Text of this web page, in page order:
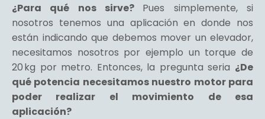
¿Para qué nos sirve? Pues simplemente, si
nosotros tenemos una aplicación en donde nos
están indicando que debemos mover un elevador,
necesitamos nosotros por ejemplo un torque de
20 kg por metro. Entonces, la pregunta seria ¿De
qué potencia necesitamos nuestro motor para
poder realizar el movimiento de esa
aplicación?